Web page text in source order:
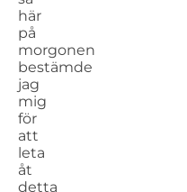
här
på
morgonen
bestämde
jag
mig
för
att
leta
åt
detta